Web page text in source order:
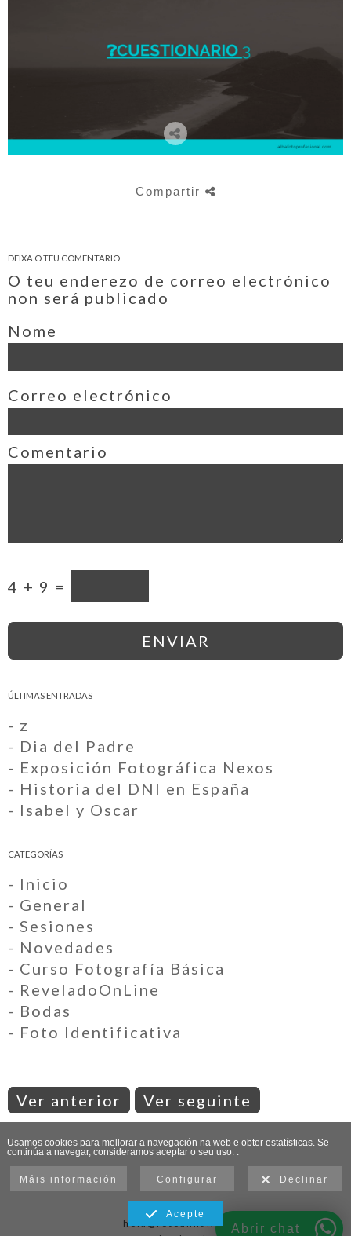
Compartir
DEIXA O TEU COMENTARIO
O teu enderezo de correo electrónico
non será publicado
Nome
Correo electrónico
Comentario
4 + 9 =
ÚLTIMAS ENTRADAS
- z
- Dia del Padre
- Exposición Fotográfica Nexos
- Historia del DNI en España
- Isabel y Oscar
CATEGORÍAS
- Inicio
- General
- Sesiones
- Novedades
- Curso Fotografía Básica
- ReveladoOnLine
- Bodas
- Foto Identificativa
Ver anterior Ver seguinte
hola@fotoannai.es
Usamos cookies para mellorar a navegación na web e obter estatísticas. Se
continúa a navegar, consideramos aceptar o seu uso. .
Máis información Configurar Declinar
Acepte
Abrir chat